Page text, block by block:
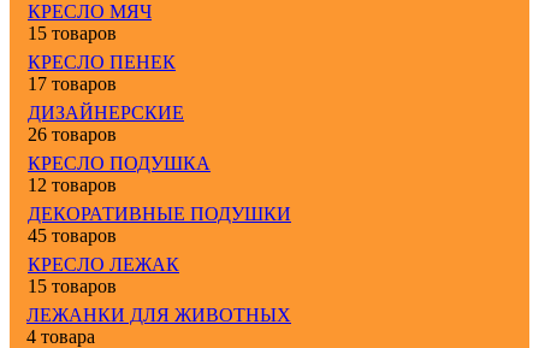
КРЕСЛО МЯЧ
15 товаров
КРЕСЛО ПЕНЕК
17 товаров
ДИЗАЙНЕРСКИЕ
26 товаров
КРЕСЛО ПОДУШКА
12 товаров
ДЕКОРАТИВНЫЕ ПОДУШКИ
45 товаров
КРЕСЛО ЛЕЖАК
15 товаров
ЛЕЖАНКИ ДЛЯ ЖИВОТНЫХ
4 товара